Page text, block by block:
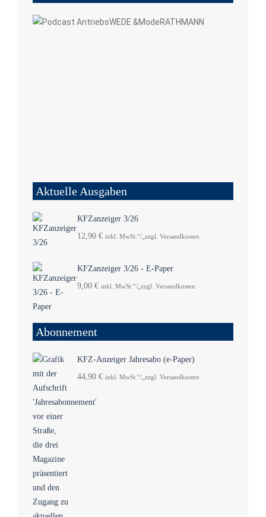
Aktuelle Ausgaben
KFZanzeiger 3/26
12,90 € inkl. MwSt.“/„zzgl. Versandkosten
KFZanzeiger 3/26 - E-Paper
9,00 € inkl. MwSt.“/„zzgl. Versandkosten
Abonnement
KFZ-Anzeiger Jahresabo (e-Paper)
44,90 € inkl. MwSt.“/„zzgl. Versandkosten